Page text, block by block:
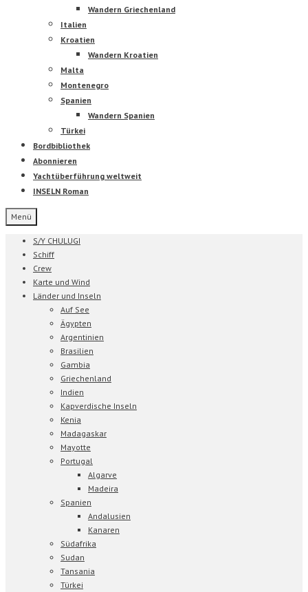
Wandern Griechenland
Italien
Kroatien
Wandern Kroatien
Malta
Montenegro
Spanien
Wandern Spanien
Türkei
Bordbibliothek
Abonnieren
Yachtüberführung weltweit
INSELN Roman
Menü
S/Y CHULUGI
Schiff
Crew
Karte und Wind
Länder und Inseln
Auf See
Ägypten
Argentinien
Brasilien
Gambia
Griechenland
Indien
Kapverdische Inseln
Kenia
Madagaskar
Mayotte
Portugal
Algarve
Madeira
Spanien
Andalusien
Kanaren
Südafrika
Sudan
Tansania
Türkei